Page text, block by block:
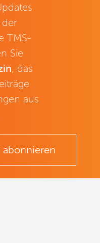
der
TMS-
Sie
, das
aus
abonnieren